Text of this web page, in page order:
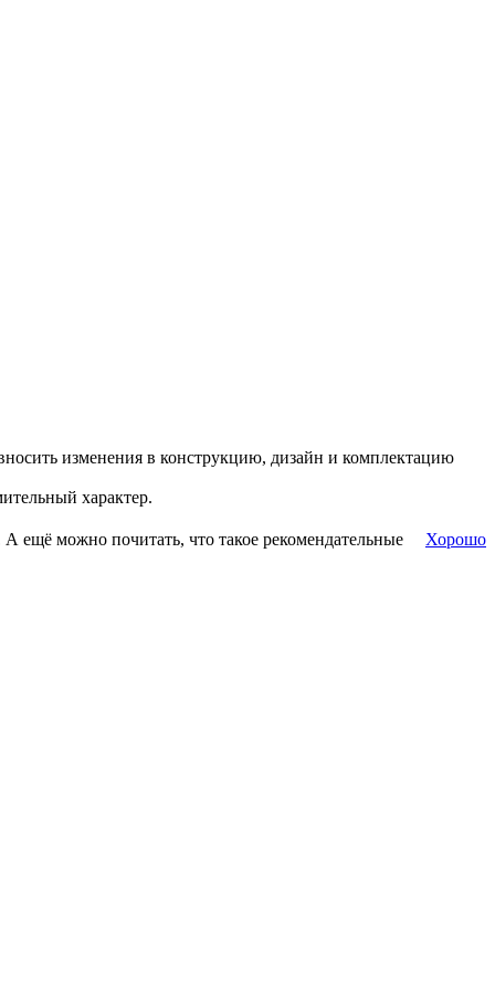
изменения в конструкцию, дизайн и комплектацию
характер.
А ещё можно почитать, что такое рекомендательные
Хорошо